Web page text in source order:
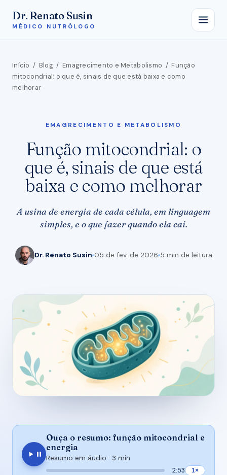
Dr. Renato Susin
MÉDICO NUTRÓLOGO
Início / Blog/ Emagrecimento e Metabolismo / Função
mitocondrial: o que é, sinais de que está baixa e como
melhorar
EMAGRECIMENTO E METABOLISMO
Função mitocondrial: o
que é, sinais de que está
baixa e como melhorar
A usina de energia de cada célula, em linguagem
simples, e o que fazer quando ela cai.
Dr. Renato Susin 05 de fev. de 2026 5 min de leitura
Ouça o resumo: função mitocondrial e
energia
Resumo em áudio · 3 min
2:53
1×